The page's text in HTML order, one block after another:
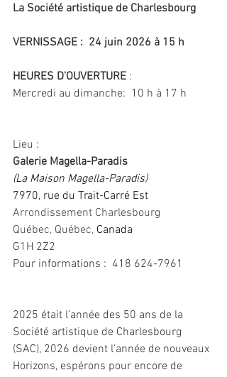
La Société artistique de Charlesbourg
VERNISSAGE :  24 juin 2026 à 15 h
HEURES D’OUVERTURE :
Mercredi au dimanche:  10 h à 17 h
Lieu :
Galerie Magella-Paradis
(La Maison Magella-Paradis)
7970, rue du Trait-Carré Est
Arrondissement Charlesbourg
Québec, Québec, Canada
G1H 2Z2
Pour informations : 418 624-7961
2025 était l’année des 50 ans de la
Société artistique de Charlesbourg
(SAC), 2026 devient l’année de nouveaux
Horizons, espérons pour encore de